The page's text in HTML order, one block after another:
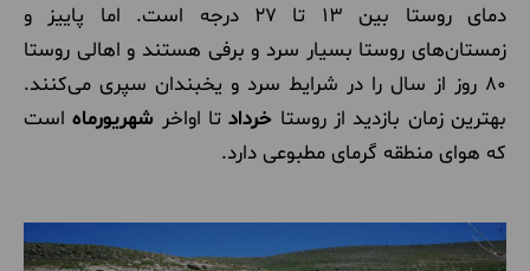
دمای روستا بین 13 تا 27 درجه است. اما پاییز و
زمستان‌های روستا بسیار سرد و برفی هستند و اهالی روستا
80 روز از سال را در شرایط سرد و یخبندان سپری می‌کنند.
بهترین زمان بازدید از روستا خردادتا اواخر شهریورماهاست
که هوای منطقه گرمای مطبوعی دارد.